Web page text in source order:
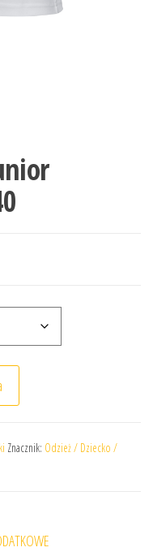
21 GN5740
Znacznik: Odzież / Dziecko /